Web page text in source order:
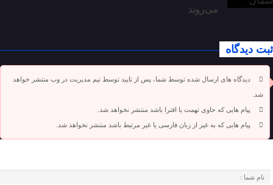
می‌روند
ثبت دیدگاه
دیدگاه های ارسال شده توسط شما، پس از تایید توسط تیم مدیریت در وب منتشر خواهد
شد.
پیام هایی که حاوی تهمت یا افترا باشد منتشر نخواهد شد.
پیام هایی که به غیر از زبان فارسی یا غیر مرتبط باشد منتشر نخواهد شد.